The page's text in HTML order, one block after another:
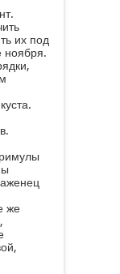
их под
ноября.
же